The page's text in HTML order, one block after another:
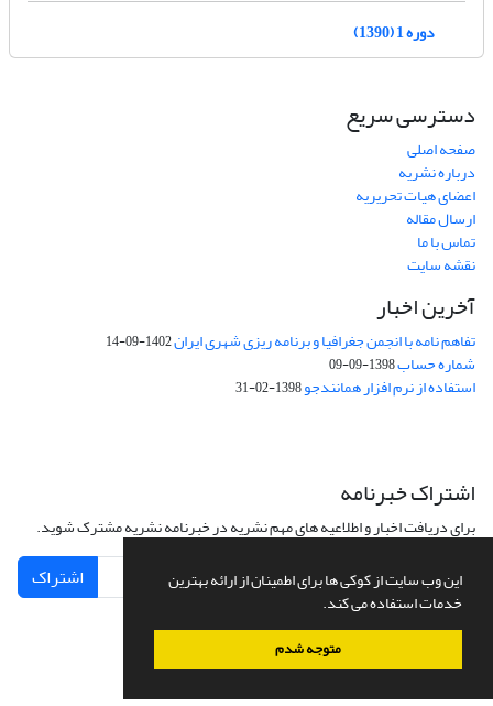
این وب سایت از کوکی ها برای اطمینان از ارائه بهترین
خدمات استفاده می کند.
متوجه شدم
دوره 1 (1390)
دسترسی سریع
صفحه اصلی
درباره نشریه
اعضای هیات تحریریه
ارسال مقاله
تماس با ما
نقشه سایت
آخرین اخبار
تفاهم نامه با انجمن جغرافیا و برنامه ریزی شهری ایران1402-09-14
شماره حساب1398-09-09
استفاده از نرم افزار همانندجو1398-02-31
اشتراک خبرنامه
برای دریافت اخبار و اطلاعیه های مهم نشریه در خبرنامه نشریه مشترک شوید.
اشتراک
سامانه مدیریت نشریات علمی.طراحی و پیاده سازی ازسیناوب